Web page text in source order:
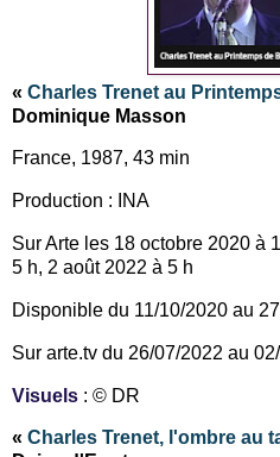
« Charles Trenet au
Dominique Masson
France, 1987, 43 min
Production : INA
Sur Arte les 18 octobre 2020 à
5 h, 2 août 2022 à 5 h
Disponible du 11/10/2020 au
Sur arte.tv du 26/07/2022 au
Visuels : © DR
« Charles Trenet, l'ombre au